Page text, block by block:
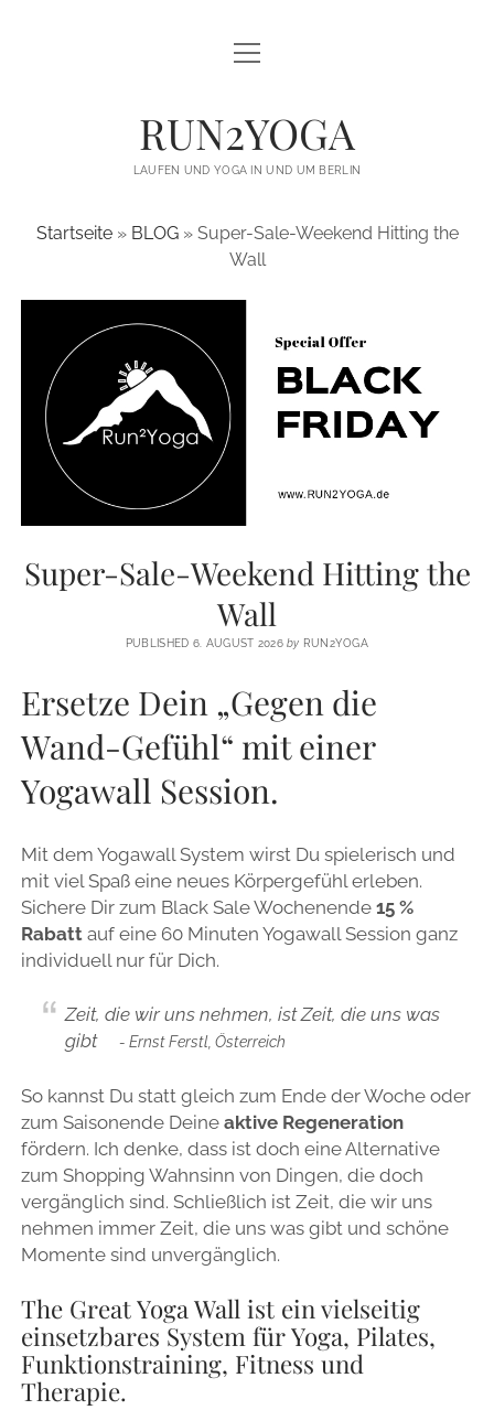
LAUFEN UND YOGA
YOGA FÜR VEREINE / LAUFTREFFS
BLACKBOARD TRAINING
ÜBER MICH
KONTAKT
twitter facebook
form
open
menu
RUN2YOGA
LAUFEN UND YOGA IN UND UM BERLIN
Startseite» BLOG» Super-Sale-Weekend Hitting the
Wall
Super-Sale-Weekend Hitting the
Wall
PUBLISHED 6. AUGUST 2026by RUN2YOGA
Ersetze Dein „Gegen die
Wand-Gefühl“ mit einer
Yogawall Session.
Mit dem Yogawall System wirst Du spielerisch und
mit viel Spaß eine neues Körpergefühl erleben.
Sichere Dir zum Black Sale Wochenende 15 %
Rabatt auf eine 60 Minuten Yogawall Session ganz
individuell nur für Dich.
Zeit, die wir uns nehmen, ist Zeit, die uns was
gibt
- Ernst Ferstl, Österreich
So kannst Du statt gleich zum Ende der Woche oder
zum Saisonende Deine aktive Regeneration
fördern. Ich denke, dass ist doch eine Alternative
zum Shopping Wahnsinn von Dingen, die doch
vergänglich sind. Schließlich ist Zeit, die wir uns
nehmen immer Zeit, die uns was gibt und schöne
Momente sind unvergänglich.
The Great Yoga Wall ist ein vielseitig
einsetzbares System für Yoga, Pilates,
Funktionstraining, Fitness und
Therapie.